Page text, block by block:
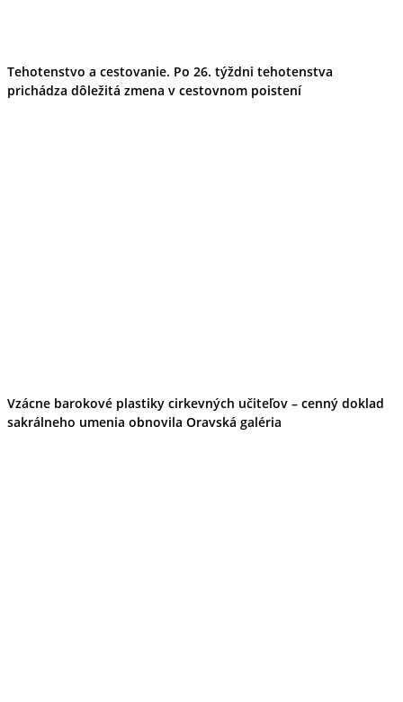
Tehotenstvo a cestovanie. Po 26. týždni tehotenstva
prichádza dôležitá zmena v cestovnom poistení
Vzácne barokové plastiky cirkevných učiteľov – cenný doklad
sakrálneho umenia obnovila Oravská galéria